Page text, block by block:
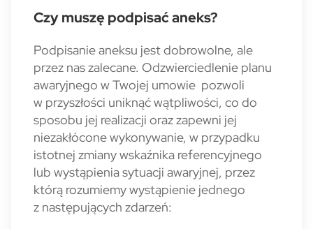
Czy muszę podpisać aneks?
Podpisanie aneksu jest dobrowolne, ale
przez nas zalecane. Odzwierciedlenie planu
awaryjnego w Twojej umowie pozwoli
w przyszłości uniknąć wątpliwości, co do
sposobu jej realizacji oraz zapewni jej
niezakłócone wykonywanie, w przypadku
istotnej zmiany wskaźnika referencyjnego
lub wystąpienia sytuacji awaryjnej, przez
którą rozumiemy wystąpienie jednego
z następujących zdarzeń: